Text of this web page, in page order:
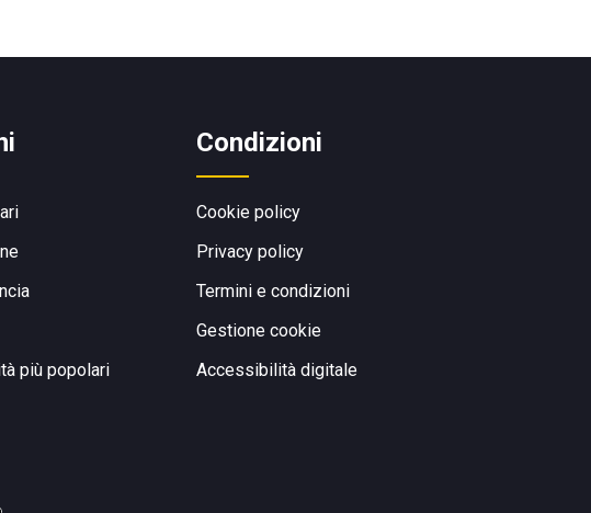
più popolari
Condizioni
Cookie policy
Privacy policy
Termini e condizioni
Gestione cookie
Accessibilità digitale